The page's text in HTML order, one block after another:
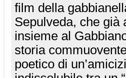
film della
Sepulveda, che già
insieme al
storia
poetico di